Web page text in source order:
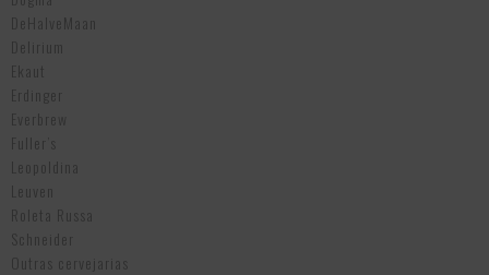
DeHalveMaan
Delirium
Ekaut
Erdinger
Everbrew
Fuller’s
Leopoldina
Leuven
Roleta Russa
Schneider
Outras cervejarias